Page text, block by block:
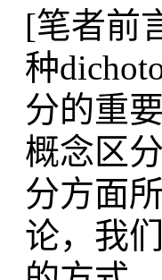
[笔者前
种
分的重
概念区
分方面
论，我